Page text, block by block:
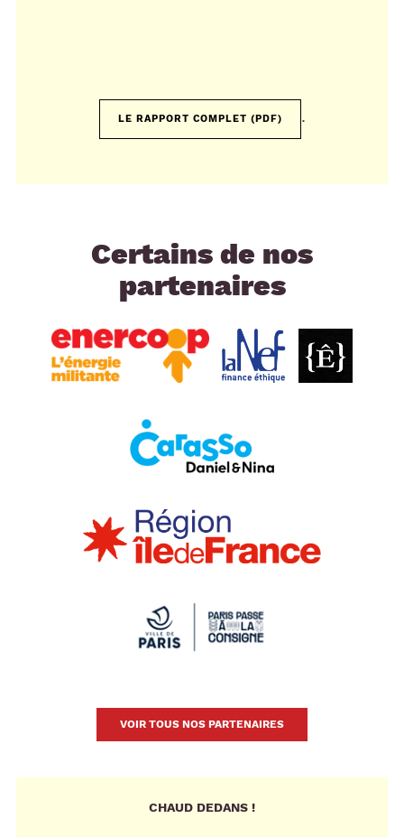
LE RAPPORT COMPLET (PDF) .
Certains de nos
partenaires
VOIR TOUS NOS PARTENAIRES
CHAUD DEDANS !